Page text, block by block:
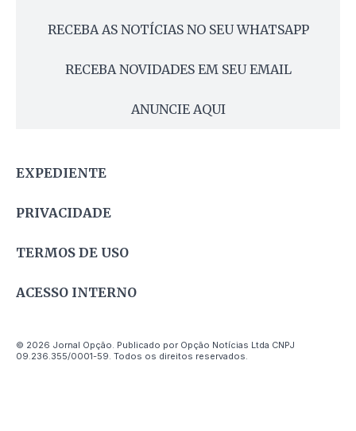
RECEBA AS NOTÍCIAS NO SEU WHATSAPP
RECEBA NOVIDADES EM SEU EMAIL
ANUNCIE AQUI
EXPEDIENTE
PRIVACIDADE
TERMOS DE USO
ACESSO INTERNO
© 2026 Jornal Opção. Publicado por Opção Notícias Ltda CNPJ
09.236.355/0001-59. Todos os direitos reservados.